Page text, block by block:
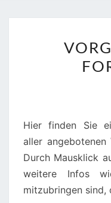
Hier finden Sie
aller angebotenen
Durch Mausklick
weitere Infos
mitzubringen sind,